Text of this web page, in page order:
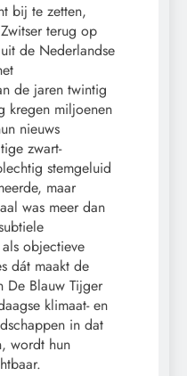
bij te zetten,
terug op
de Nederlandse
de jaren twintig
kregen miljoenen
nieuws
zwart-
stemgeluid
maar
was meer dan
objectieve
dát maakt de
De Blauw Tijger
klimaat- en
in dat
wordt hun